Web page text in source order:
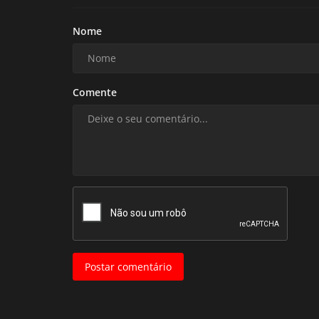
Nome
Comente
Postar comentário